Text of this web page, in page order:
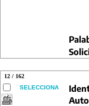
12 / 162
SELECCIONA